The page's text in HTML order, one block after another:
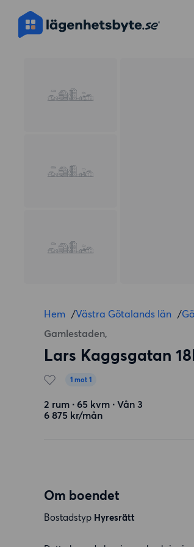
Hem /Västra Götalands län /
Gamlestaden,
Lars Kaggsgatan
1 mot 1
2 rum ∙ 65 kvm ∙ Vån 3
6 875 kr/mån
Om boendet
Bostadstyp Hyresrätt